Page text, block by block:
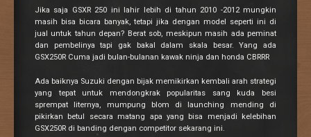
Jika saja GSXR 250 ini lahir lebih di tahun 2010 -2012 mungkin
masih bisa bicara banyak, tetapi jika dengan model seperti ini di
jual untuk tahun depan? Berat sob, meskipun masih ada peminat
dan pembelinya tapi gak bakal dalam skala besar. Yang ada
GSX250R Cuma jadi bulan-bulanan kawak ninja dan honda CBRRR
Ada baiknya Suzuki dengan bijak memikirkan kembali arah strategi
yang tepat untuk mendongkrak popularitas sang kuda besi
sprempat liternya, mumpung blom di launching mending di
pikirkan betul secara matang apa yang bisa menjadi kelebihan
GSX250R di banding dengan competitor sekarang ini.